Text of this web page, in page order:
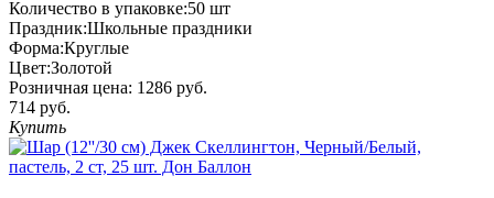
Количество в упаковке:50 шт
Праздник:Школьные праздники
Форма:Круглые
Цвет:Золотой
Розничная цена: 1286 руб.
714 руб.
Купить